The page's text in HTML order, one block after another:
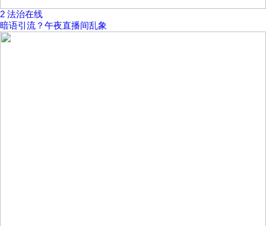
2 法治在线
暗语引流？午夜直播间乱象